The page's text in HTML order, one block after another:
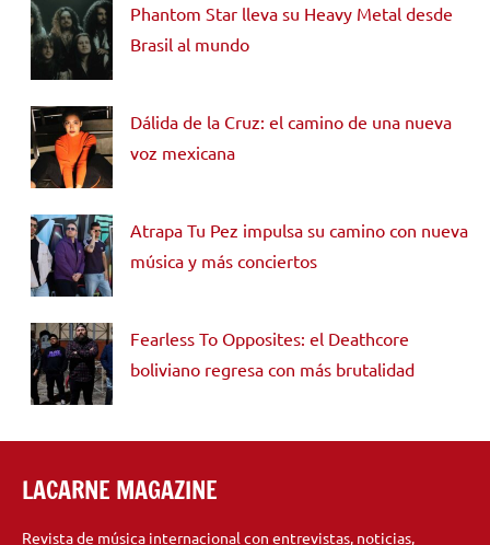
Phantom Star lleva su Heavy Metal desde
Brasil al mundo
Dálida de la Cruz: el camino de una nueva
voz mexicana
Atrapa Tu Pez impulsa su camino con nueva
música y más conciertos
Fearless To Opposites: el Deathcore
boliviano regresa con más brutalidad
LACARNE MAGAZINE
Revista de música internacional con entrevistas, noticias,